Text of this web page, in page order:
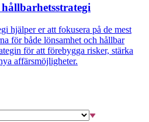
hjälper er att fokusera på de mest
för både lönsamhet och hållbar
för att förebygga risker, stärka
affärsmöjligheter.